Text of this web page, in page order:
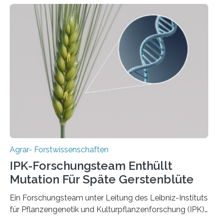
Instituts für Pflanzengenetik und
Kulturpflanzenforschung (IPK) zeigt, dass die heutige
Gerste aus verschiedenen Wildpopulationen im
sogenannten Fruchtbaren Halbmond hervorgegangen
ist. Sie besitzt also eine Art „Mosaik-Abstammung“. Die
Ergebnisse der Studie wurden heute in der
Fachzeitschrift „Nature“ veröffentlicht. Die
Forschungsgruppe hat die Evolution und…
Agrar- Forstwissenschaften
IPK-Forschungsteam Enthüllt
Mutation Für Späte Gerstenblüte
Ein Forschungsteam unter Leitung des Leibniz-Instituts
für Pflanzengenetik und Kulturpflanzenforschung (IPK)